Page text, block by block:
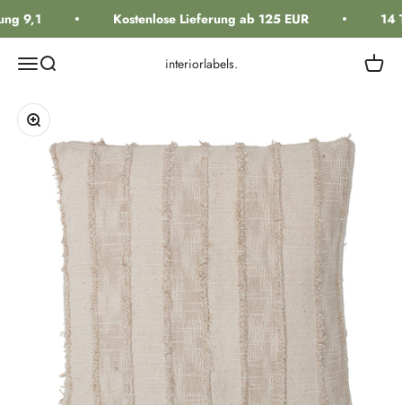
9,1 Kostenlose Lieferung ab 125 EUR 14
Navigationsmenü öffnen
Suche öffnen interiorlabels.
Bild vergrößern